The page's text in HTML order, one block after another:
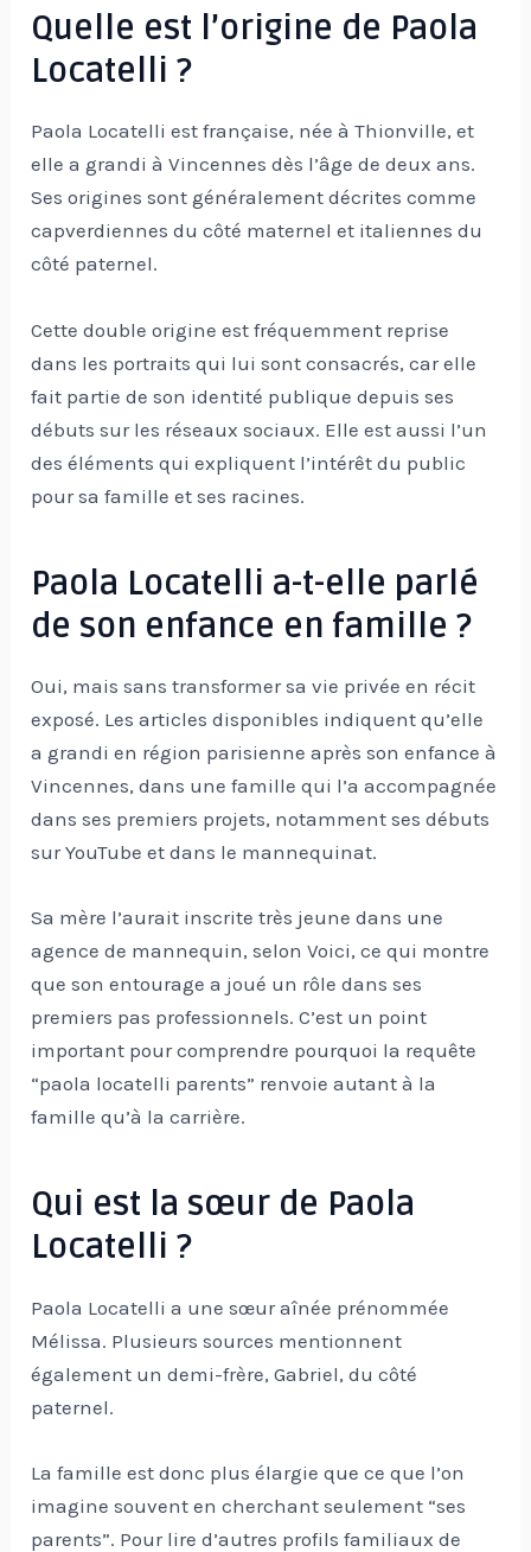
Quelle est l’origine de Paola
Locatelli ?
Paola Locatelli est française, née à Thionville, et
elle a grandi à Vincennes dès l’âge de deux ans.
Ses origines sont généralement décrites comme
capverdiennes du côté maternel et italiennes du
côté paternel.
Cette double origine est fréquemment reprise
dans les portraits qui lui sont consacrés, car elle
fait partie de son identité publique depuis ses
débuts sur les réseaux sociaux. Elle est aussi l’un
des éléments qui expliquent l’intérêt du public
pour sa famille et ses racines.
Paola Locatelli a-t-elle parlé
de son enfance en famille ?
Oui, mais sans transformer sa vie privée en récit
exposé. Les articles disponibles indiquent qu’elle
a grandi en région parisienne après son enfance à
Vincennes, dans une famille qui l’a accompagnée
dans ses premiers projets, notamment ses débuts
sur YouTube et dans le mannequinat.
Sa mère l’aurait inscrite très jeune dans une
agence de mannequin, selon Voici, ce qui montre
que son entourage a joué un rôle dans ses
premiers pas professionnels. C’est un point
important pour comprendre pourquoi la requête
“paola locatelli parents” renvoie autant à la
famille qu’à la carrière.
Qui est la sœur de Paola
Locatelli ?
Paola Locatelli a une sœur aînée prénommée
Mélissa. Plusieurs sources mentionnent
également un demi-frère, Gabriel, du côté
paternel.
La famille est donc plus élargie que ce que l’on
imagine souvent en cherchant seulement “ses
parents”. Pour lire d’autres profils familiaux de